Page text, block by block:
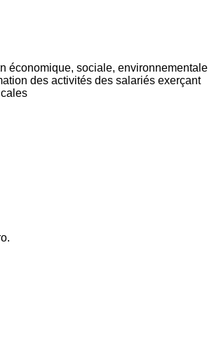
économique, sociale, environnementale
des activités des salariés exerçant